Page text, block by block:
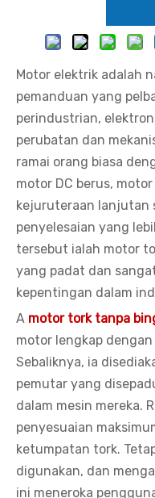
Motor elektrik adalah
pemanduan yang
perindustrian,
perubatan dan
ramai orang biasa
motor DC berus,
kejuruteraan lanjutan
penyelesaian yang
tersebut ialah motor
yang padat dan
kepentingan dalam
A motor tork tanpa
motor lengkap
Sebaliknya, ia
pemutar yang
dalam mesin mereka.
penyesuaian
ketumpatan tork.
digunakan, dan
ini meneroka